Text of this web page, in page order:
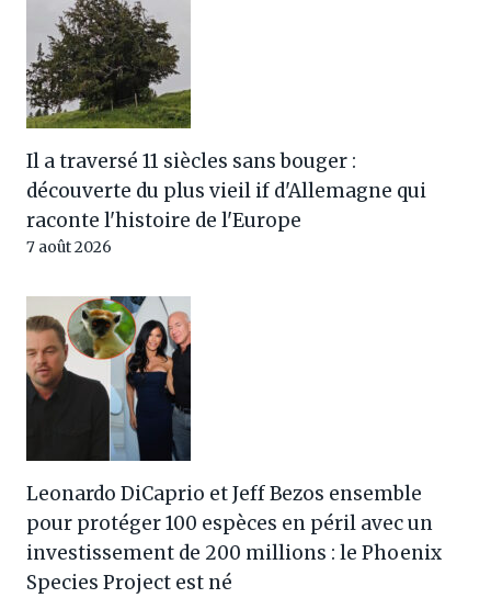
Il a traversé 11 siècles sans bouger :
découverte du plus vieil if d'Allemagne qui
raconte l'histoire de l'Europe
7 août 2026
Leonardo DiCaprio et Jeff Bezos ensemble
pour protéger 100 espèces en péril avec un
investissement de 200 millions : le Phoenix
Species Project est né